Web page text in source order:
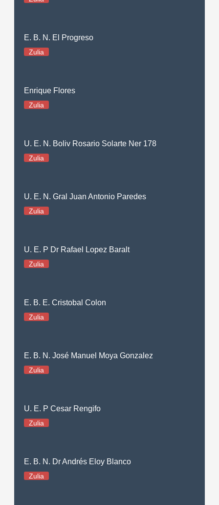
E. B. N. El Progreso
Zulia
Enrique Flores
Zulia
U. E. N. Boliv Rosario Solarte Ner 178
Zulia
U. E. N. Gral Juan Antonio Paredes
Zulia
U. E. P Dr Rafael Lopez Baralt
Zulia
E. B. E. Cristobal Colon
Zulia
E. B. N. José Manuel Moya Gonzalez
Zulia
U. E. P Cesar Rengifo
Zulia
E. B. N. Dr Andrés Eloy Blanco
Zulia